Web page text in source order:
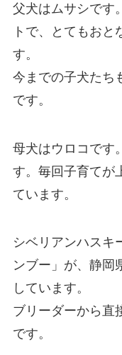
父犬はムサシです
トで、とてもおと
す。
今までの子犬たち
です。
母犬はウロコです
す。毎回子育てが
ています。
シベリアンハスキ
ンブー」が、静岡
しています。
ブリーダーから直
です。